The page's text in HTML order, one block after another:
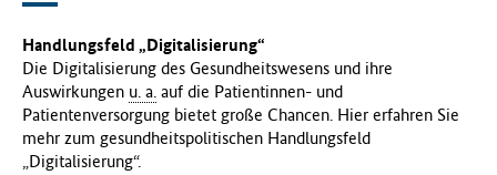
Handlungsfeld „Digitalisierung“
Die Digitalisierung des Gesundheitswesens und ihre
Auswirkungen u. a. auf die Patientinnen- und
Patientenversorgung bietet große Chancen. Hier erfahren Sie
mehr zum gesundheitspolitischen Handlungsfeld
„Digitalisierung“.